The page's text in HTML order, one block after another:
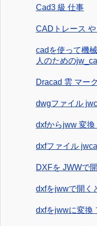
Cad3 級 仕事
CADトレース
cadを使って機
人のための
Dracad 雲 マーク
dwgファイル
dxfからjww 変換
dxfファイル
DXFを JWWで
dxfをjwwで開く
dxfをjwwに変換